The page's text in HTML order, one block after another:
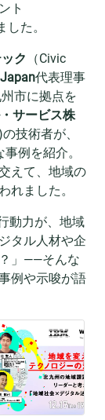
ト
した。
ク
（Civic
代表理事
市に拠点を
サービス株
技術者が、
例を紹介。
えて、地域の
れました。
動力が、地域
タル人材や企
」——そんな
例や示唆が語